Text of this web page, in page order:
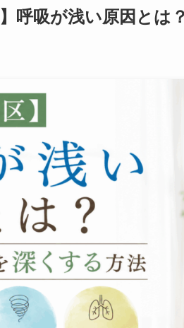
】呼吸が浅い原因と